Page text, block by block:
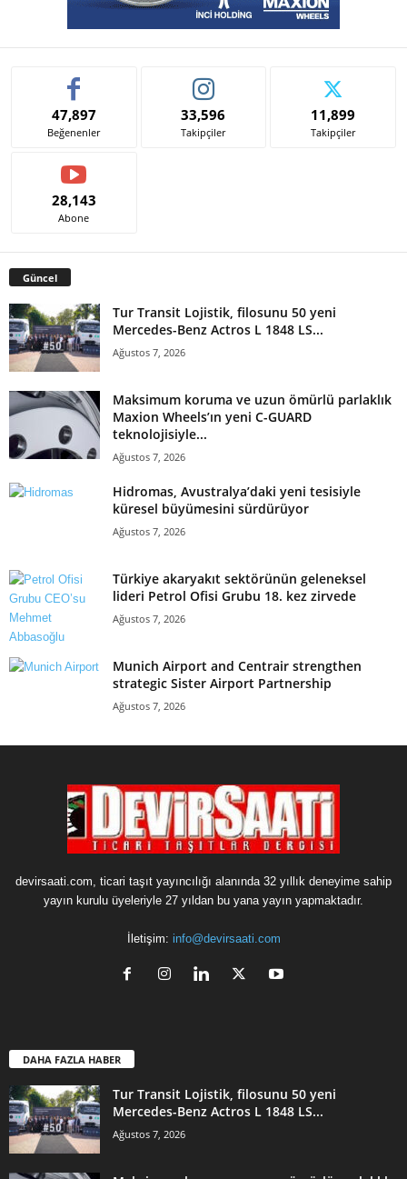
47,897
Beğenenler
33,596
Takipçiler
11,899
Takipçiler
28,143
Abone
Güncel
Tur Transit Lojistik, filosunu 50 yeni
Mercedes-Benz Actros L 1848 LS...
Ağustos 7, 2026
Maksimum koruma ve uzun ömürlü parlaklık
Maxion Wheels’ın yeni C-GUARD
teknolojisiyle...
Ağustos 7, 2026
Hidromas, Avustralya’daki yeni tesisiyle
küresel büyümesini sürdürüyor
Ağustos 7, 2026
Türkiye akaryakıt sektörünün geleneksel
lideri Petrol Ofisi Grubu 18. kez zirvede
Ağustos 7, 2026
Munich Airport and Centrair strengthen
strategic Sister Airport Partnership
Ağustos 7, 2026
devirsaati.com, ticari taşıt yayıncılığı alanında 32 yıllık deneyime sahip
yayın kurulu üyeleriyle 27 yıldan bu yana yayın yapmaktadır.
İletişim: info@devirsaati.com
DAHA FAZLA HABER
Tur Transit Lojistik, filosunu 50 yeni
Mercedes-Benz Actros L 1848 LS...
Ağustos 7, 2026